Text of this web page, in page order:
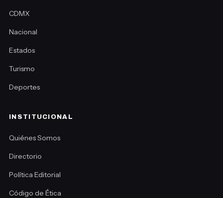
CDMX
Nacional
Estados
Turismo
Deportes
INSTITUCIONAL
Quiénes Somos
Directorio
Política Editorial
Código de Ética